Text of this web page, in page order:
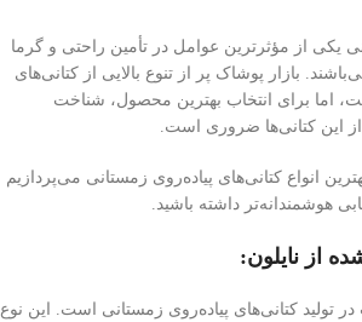
یکی از مؤثرترین عوامل در تأمین راحتی و گرما
بازار پوشاک پر از تنوع بالایی از کتانی‌های
اما برای انتخاب بهترین محصول، شناخت
این کتانی‌ها ضروری است.
انواع کتانی‌های پیاده‌روی زمستانی می‌پردازیم
هوشمندانه‌تر داشته باشید.
تولید کتانی‌های پیاده‌روی زمستانی است. این نوع